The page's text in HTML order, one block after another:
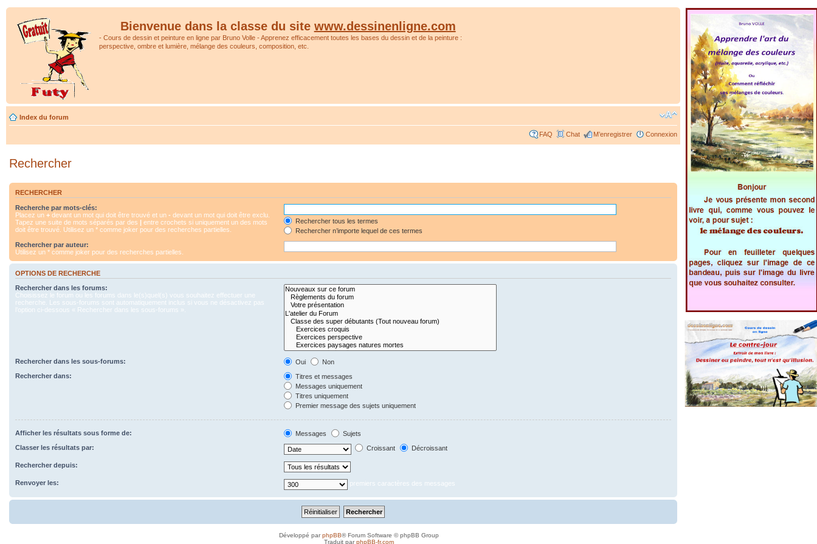
Bienvenue dans la classe du site www.dessinenligne.com
- Cours de dessin et peinture en ligne par Bruno Volle - Apprenez efficacement toutes les bases du dessin et de la peinture :
perspective, ombre et lumière, mélange des couleurs, composition, etc.
Index du forum
FAQ Chat M’enregistrer Connexion
Rechercher
RECHERCHER
Recherche par mots-clés:
Placez un + devant un mot qui doit être trouvé et un - devant un mot qui doit être exclu.
Tapez une suite de mots séparés par des | entre crochets si uniquement un des mots
doit être trouvé. Utilisez un * comme joker pour des recherches partielles.
Rechercher tous les termes
Rechercher n’importe lequel de ces termes
Rechercher par auteur:
Utilisez un * comme joker pour des recherches partielles.
OPTIONS DE RECHERCHE
Rechercher dans les forums:
Choisissez le forum ou les forums dans le(s)quel(s) vous souhaitez effectuer une
recherche. Les sous-forums sont automatiquement inclus si vous ne désactivez pas
l’option ci-dessous « Rechercher dans les sous-forums ».
Rechercher dans les sous-forums: Oui
Non
Rechercher dans:
Titres et messages
Messages uniquement
Titres uniquement
Premier message des sujets uniquement
Afficher les résultats sous forme de: Messages
Sujets
Classer les résultats par:
Croissant Décroissant
Rechercher depuis:
Renvoyer les: premiers caractères des messages
Développé parphpBB® Forum Software © phpBB Group
Traduit parphpBB-fr.com